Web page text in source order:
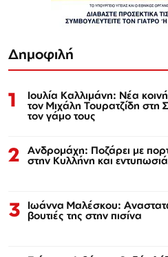
Δημοφιλή
1 Ιουλία Καλλιμάνη: Νέα
τον Μιχάλη Τουρατζίδη στη
τον γάμο τους
2 Ανδρομάχη: Ποζάρει με
στην Κυλλήνη και
3 Ιωάννα Μαλέσκου:
βουτιές της στην πισίνα